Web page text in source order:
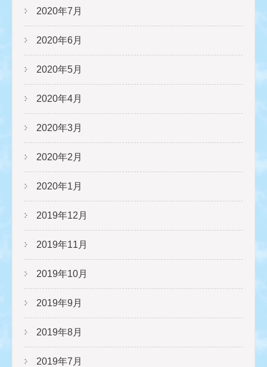
2020年7月
2020年6月
2020年5月
2020年4月
2020年3月
2020年2月
2020年1月
2019年12月
2019年11月
2019年10月
2019年9月
2019年8月
2019年7月